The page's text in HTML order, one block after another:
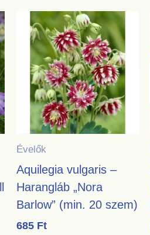
Évelők
Aquilegia vulgaris –
Harangláb „Nora
Barlow” (min. 20 szem)
685 Ft